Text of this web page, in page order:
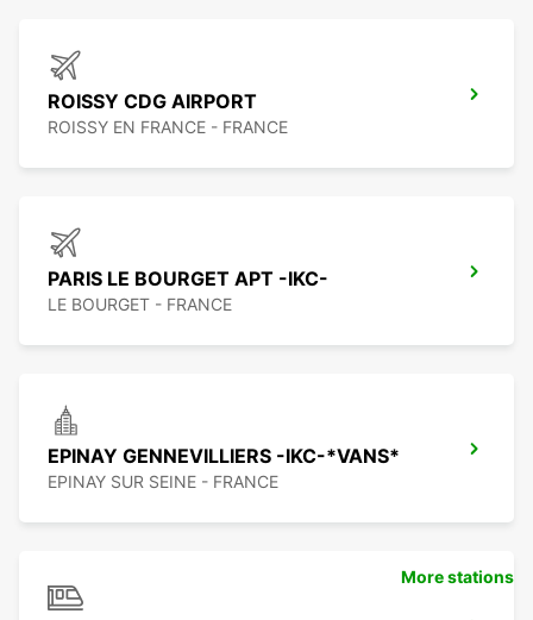
ROISSY CDG AIRPORT
ROISSY EN FRANCE - FRANCE
PARIS LE BOURGET APT -IKC-
LE BOURGET - FRANCE
EPINAY GENNEVILLIERS -IKC-*VANS*
EPINAY SUR SEINE - FRANCE
More stations